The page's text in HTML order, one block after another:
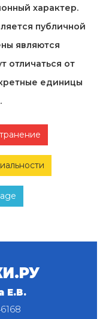
характер.
публичной
являются
отличаться от
единицы
Е.В.